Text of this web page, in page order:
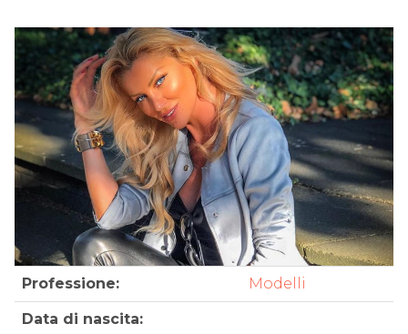
Professione: Modelli
Data di nascita: